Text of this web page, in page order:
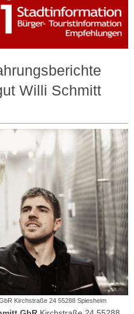
Willi Schmitt
Kirchstraße 24 55288 Spiesheim